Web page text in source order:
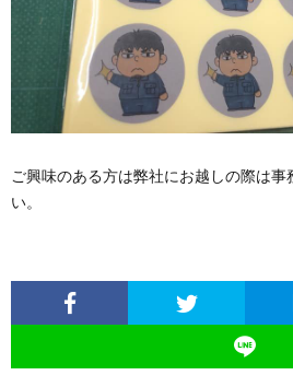
ご興味のある方は弊社にお越しの際は事
い。